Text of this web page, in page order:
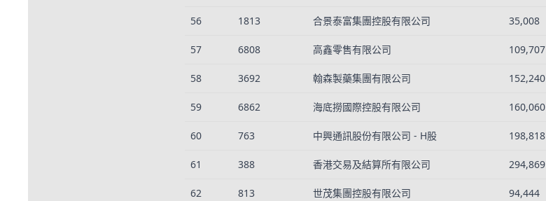
56 1813 合景泰富集團控股有限公司 35,008
57 6808 高鑫零售有限公司 109,707
58 3692 翰森製藥集團有限公司 152,240
59 6862 海底撈國際控股有限公司 160,060
60 763 中興通訊股份有限公司 - H股 198,818
61 388 香港交易及結算所有限公司 294,869
62 813 世茂集團控股有限公司 94,444